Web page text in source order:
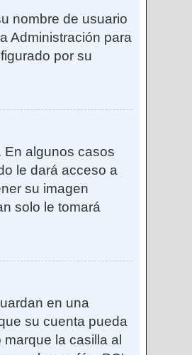
nombre de usuario
Administración para
por su
En algunos casos
le dará acceso a
su imagen
solo le tomará
en una
su cuenta pueda
la casilla al